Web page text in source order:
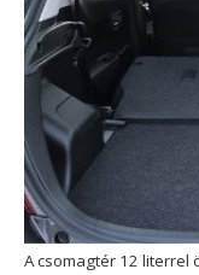
A csomagtér 12 literrel